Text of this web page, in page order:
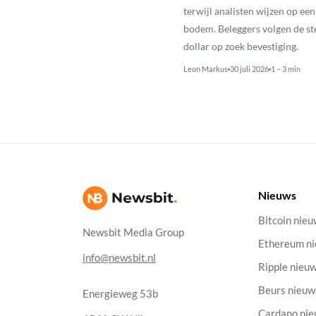
terwijl analisten wijzen op
bodem. Beleggers volgen de
dollar op zoek bevestiging.
Leon Markus 30 juli 2026 1 – 3 min
Newsbit Media Group
info@newsbit.nl
Energieweg 53b
Nieuws
Bitcoin
Ethereum
Ripple
Beurs
Cardano